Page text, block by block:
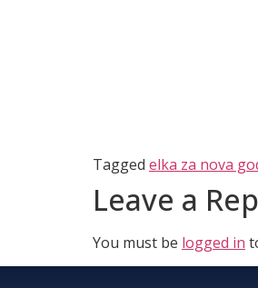
Tagged elka za nova
Leave a
You must be logged in